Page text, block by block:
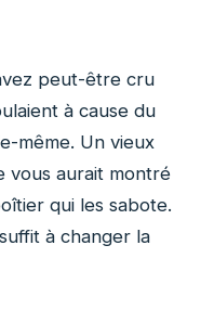
peut-être cru
à cause du
même. Un vieux
vous aurait montré
qui les sabote.
à changer la